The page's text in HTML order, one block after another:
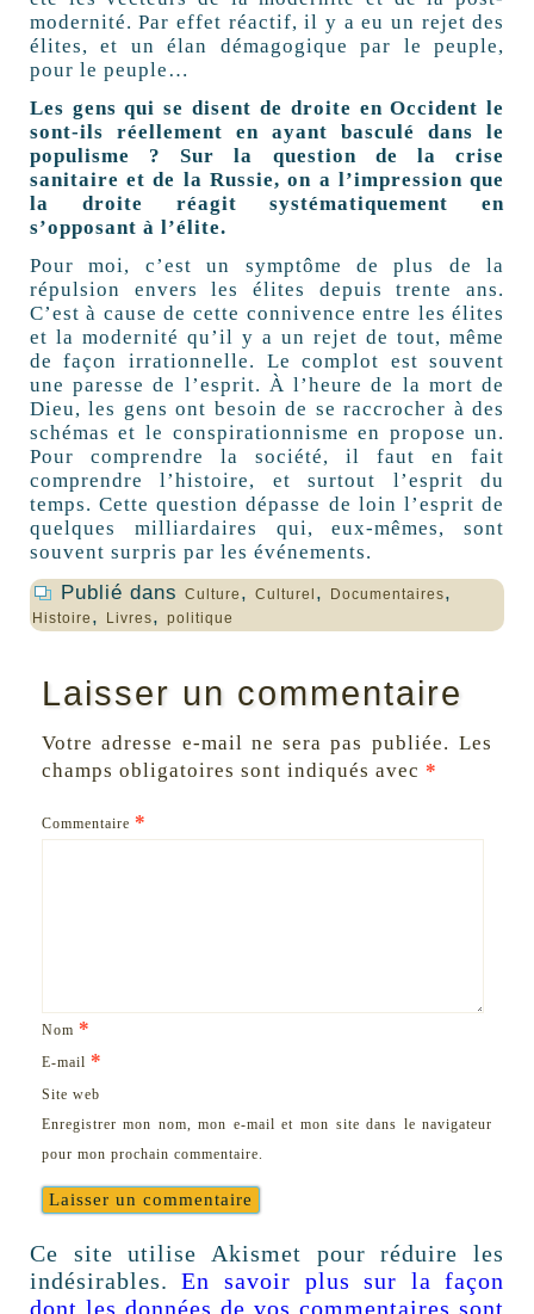
modernité. Par effet réactif, il y a eu un rejet des
élites, et un élan démagogique par le peuple,
pour le peuple…
Les gens qui se disent de droite en Occident le
sont-ils réellement en ayant basculé dans le
populisme ? Sur la question de la crise
sanitaire et de la Russie, on a l’impression que
la droite réagit systématiquement en
s’opposant à l’élite.
Pour moi, c’est un symptôme de plus de la
répulsion envers les élites depuis trente ans.
C’est à cause de cette connivence entre les élites
et la modernité qu’il y a un rejet de tout, même
de façon irrationnelle. Le complot est souvent
une paresse de l’esprit. À l’heure de la mort de
Dieu, les gens ont besoin de se raccrocher à des
schémas et le conspirationnisme en propose un.
Pour comprendre la société, il faut en fait
comprendre l’histoire, et surtout l’esprit du
temps. Cette question dépasse de loin l’esprit de
quelques milliardaires qui, eux-mêmes, sont
souvent surpris par les événements.
Publié dans Culture , Culturel , Documentaires,
Histoire , Livres, politique
Laisser un commentaire
Votre adresse e-mail ne sera pas publiée. Les
champs obligatoires sont indiqués avec *
Commentaire *
Nom *
E-mail *
Site web
Enregistrer mon nom, mon e-mail et mon site dans le navigateur
pour mon prochain commentaire.
Ce site utilise Akismet pour réduire les
indésirables.En savoir plus sur la façon
dont les données de vos commentaires sont